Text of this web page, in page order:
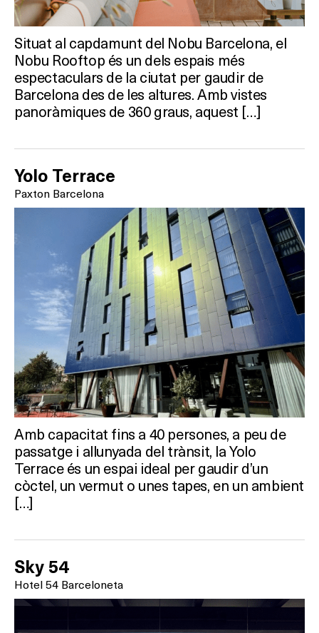
RESTAURANTS
SALES
Activitats
On?
Situat al capdamunt del Nobu Barcelona, el
Nobu Rooftop és un dels espais més
espectaculars de la ciutat per gaudir de
Barcelona des de les altures. Amb vistes
panoràmiques de 360 graus, aquest […]
Yolo Terrace
Paxton Barcelona
Amb capacitat fins a 40 persones, a peu de
passatge i allunyada del trànsit, la Yolo
Terrace és un espai ideal per gaudir d’un
còctel, un vermut o unes tapes, en un ambient
[…]
Sky 54
Hotel 54 Barceloneta